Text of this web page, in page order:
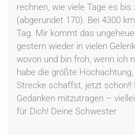
rechnen, wie viele Tage es
(abgerundet 170). Bei 4300
Tag. Mir kommt das
gestern wieder in vielen
wovon und bin froh, wenn ich
habe die größte
Strecke schaffst, jetzt schon!!
Gedanken mitzutragen –
für Dich! Deine Schwester